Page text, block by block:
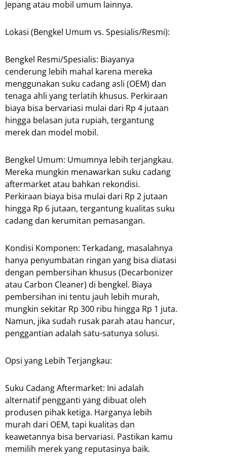
Jepang atau mobil umum lainnya.
Lokasi (Bengkel Umum vs. Spesialis/Resmi):
Bengkel Resmi/Spesialis: Biayanya
cenderung lebih mahal karena mereka
menggunakan suku cadang asli (OEM) dan
tenaga ahli yang terlatih khusus. Perkiraan
biaya bisa bervariasi mulai dari Rp 4 jutaan
hingga belasan juta rupiah, tergantung
merek dan model mobil.
Bengkel Umum: Umumnya lebih terjangkau.
Mereka mungkin menawarkan suku cadang
aftermarket atau bahkan rekondisi.
Perkiraan biaya bisa mulai dari Rp 2 jutaan
hingga Rp 6 jutaan, tergantung kualitas suku
cadang dan kerumitan pemasangan.
Kondisi Komponen: Terkadang, masalahnya
hanya penyumbatan ringan yang bisa diatasi
dengan pembersihan khusus (Decarbonizer
atau Carbon Cleaner) di bengkel. Biaya
pembersihan ini tentu jauh lebih murah,
mungkin sekitar Rp 300 ribu hingga Rp 1 juta.
Namun, jika sudah rusak parah atau hancur,
penggantian adalah satu-satunya solusi.
Opsi yang Lebih Terjangkau:
Suku Cadang Aftermarket: Ini adalah
alternatif pengganti yang dibuat oleh
produsen pihak ketiga. Harganya lebih
murah dari OEM, tapi kualitas dan
keawetannya bisa bervariasi. Pastikan kamu
memilih merek yang reputasinya baik.